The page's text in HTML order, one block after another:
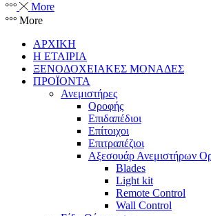
More
More
ΑΡΧΙΚΗ
Η ΕΤΑΙΡΙΑ
ΞΕΝΟΔΟΧΕΙΑΚΕΣ ΜΟΝΑΔΕΣ
ΠΡΟΪΟΝΤΑ
Ανεμιστήρες
Οροφής
Επιδαπέδιοι
Επίτοιχοι
Επιτραπέζιοι
Αξεσουάρ Ανεμιστήρων
Blades
Light kit
Remote Control
Wall Control